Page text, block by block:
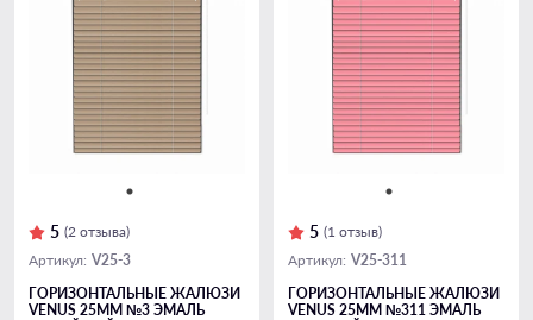
5 (2 отзыва)
Артикул: V25-3
ГОРИЗОНТАЛЬНЫЕ ЖАЛЮЗИ
VENUS 25ММ №3 ЭМАЛЬ
5 (1 отзыв)
Артикул: V25-311
ГОРИЗОНТАЛЬНЫЕ ЖАЛЮЗИ
VENUS 25ММ №311 ЭМАЛЬ